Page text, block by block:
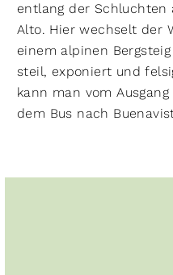
entlang der Schluchten
Alto. Hier wechselt der
einem alpinen
steil, exponiert und
kann man vom
dem Bus nach